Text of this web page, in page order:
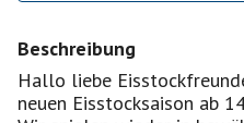
Beschreibung
Hallo liebe
neuen Eisstocksaison ab